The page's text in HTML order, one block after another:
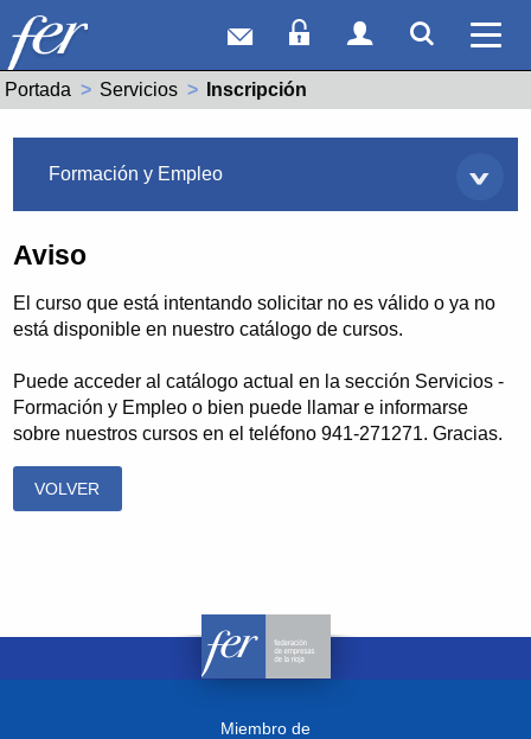
Correo webAcceso Socios
Acceso
Portada Servicios Actual:
Inscripción
Formación y Empleo
Aviso
El curso que está intentando solicitar no es válido o ya no
está disponible en nuestro catálogo de cursos.
Puede acceder al catálogo actual en la sección Servicios -
Formación y Empleo o bien puede llamar e informarse
sobre nuestros cursos en el teléfono 941-271271. Gracias.
VOLVER
Miembro de